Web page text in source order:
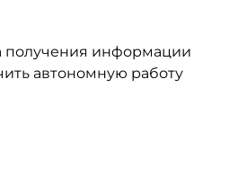
получения информации
автономную работу